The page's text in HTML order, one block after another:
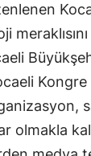
Kongre
olmakla